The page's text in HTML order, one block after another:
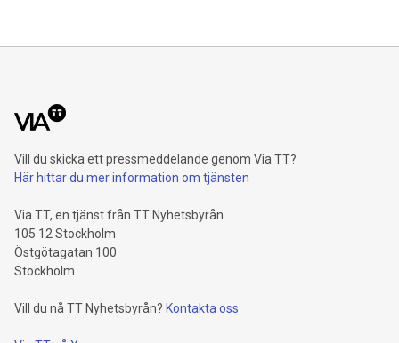
Vill du skicka ett pressmeddelande genom Via TT?
Här hittar du mer information om tjänsten
Via TT, en tjänst från TT Nyhetsbyrån
105 12 Stockholm
Östgötagatan 100
Stockholm
Vill du nå TT Nyhetsbyrån? Kontakta oss